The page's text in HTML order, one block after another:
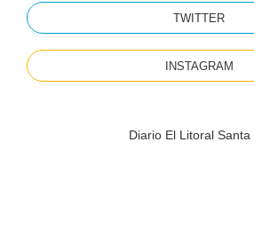
TWITTER
INSTAGRAM
Diario El Litoral Santa